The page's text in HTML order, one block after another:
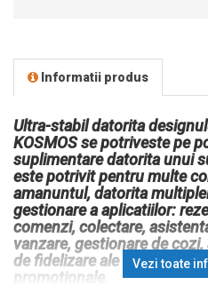
Informatii produs
Ultra-stabil datorita
KOSMOS se potriveste pe
suplimentare datorita unui
este potrivit pentru multe
amanuntul, datorita
gestionare a aplicatiilor:
comenzi, colectare,
vanzare, gestionare de
de fidelizare ale clientilor si
promotionale.
Vezi toate